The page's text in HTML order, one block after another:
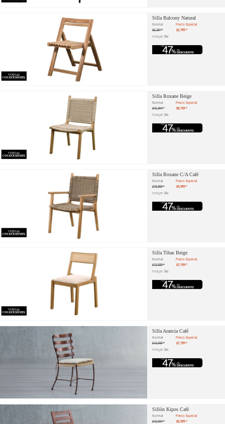
Silla Balcony Natural
Normal
$5,281.51
Precio Especial
$2,799.20
Incluye: Silla
Silla Roxane Beige
Normal
$15,394.72
Precio Especial
$8,159.20
Incluye: Silla
Silla Roxane C/A Café
Normal
$18,866.42
Precio Especial
$9,999.20
Incluye: Silla
Silla Tibas Beige
Normal
$13,583.40
Precio Especial
$7,199.20
Incluye: Silla
Silla Arancia Café
Normal
$13,583.40
Precio Especial
$7,199.20
Incluye: Silla
Sillón Kipos Café
Normal
$10,564.53
Precio Especial
$5,599.20